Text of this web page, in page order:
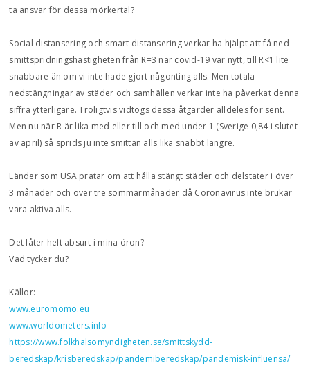
ta ansvar för dessa mörkertal?
Social distansering och smart distansering verkar ha hjälpt att få ned
smittspridningshastigheten från R=3 när covid-19 var nytt, till R<1 lite
snabbare än om vi inte hade gjort någonting alls. Men totala
nedstängningar av städer och samhällen verkar inte ha påverkat denna
siffra ytterligare. Troligtvis vidtogs dessa åtgärder alldeles för sent.
Men nu när R är lika med eller till och med under 1 (Sverige 0,84 i slutet
av april) så sprids ju inte smittan alls lika snabbt längre.
Länder som USA pratar om att hålla stängt städer och delstater i över
3 månader och över tre sommarmånader då Coronavirus inte brukar
vara aktiva alls.
Det låter helt absurt i mina öron?
Vad tycker du?
Källor:
www.euromomo.eu
www.worldometers.info
https://www.folkhalsomyndigheten.se/smittskydd-
beredskap/krisberedskap/pandemiberedskap/pandemisk-influensa/